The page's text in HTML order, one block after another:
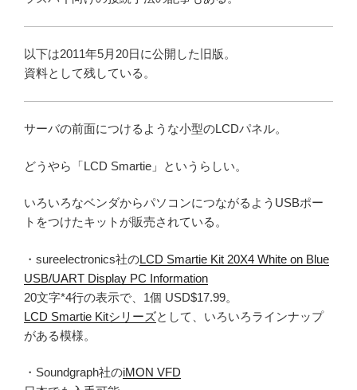
以下は2011年5月20日に公開した旧版。
資料として残している。
サーバの前面につけるような小型のLCDパネル。
どうやら「LCD Smartie」というらしい。
いろいろなベンダからパソコンにつながるようUSBポー
トをつけたキットが販売されている。
・sureelectronics社のLCD Smartie Kit 20X4 White on Blue
USB/UART Display PC Information
20文字*4行の表示で、1個 USD$17.99。
LCD Smartie Kitシリーズとして、いろいろラインナップ
がある模様。
・Soundgraph社のiMON VFD